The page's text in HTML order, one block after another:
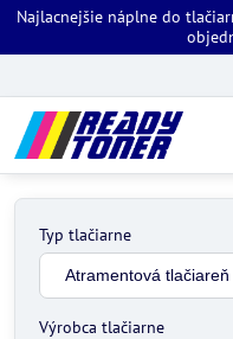
Najlacnejšie náplne do
Typ tlačiarne
Výrobca tlačiarne